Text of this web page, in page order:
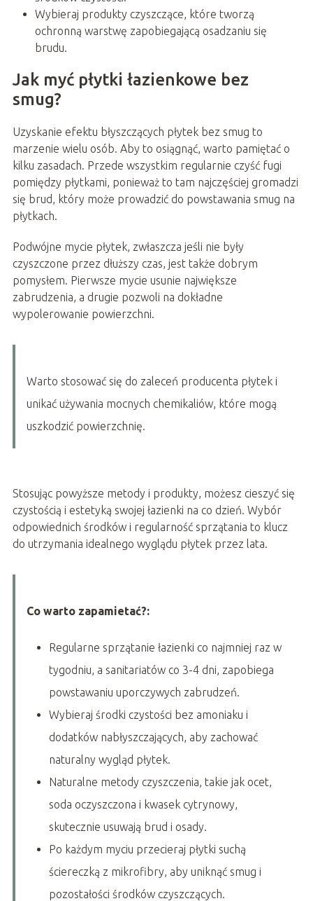
Wybieraj produkty czyszczące, które tworzą
ochronną warstwę zapobiegającą osadzaniu się
brudu.
Jak myć płytki łazienkowe bez
smug?
Uzyskanie efektu błyszczących płytek bez smug to
marzenie wielu osób. Aby to osiągnąć, warto pamiętać o
kilku zasadach. Przede wszystkim regularnie czyść fugi
pomiędzy płytkami, ponieważ to tam najczęściej gromadzi
się brud, który może prowadzić do powstawania smug na
płytkach.
Podwójne mycie płytek, zwłaszcza jeśli nie były
czyszczone przez dłuższy czas, jest także dobrym
pomysłem. Pierwsze mycie usunie największe
zabrudzenia, a drugie pozwoli na dokładne
wypolerowanie powierzchni.
Warto stosować się do zaleceń producenta płytek i
unikać używania mocnych chemikaliów, które mogą
uszkodzić powierzchnię.
Stosując powyższe metody i produkty, możesz cieszyć się
czystością i estetyką swojej łazienki na co dzień. Wybór
odpowiednich środków i regularność sprzątania to klucz
do utrzymania idealnego wyglądu płytek przez lata.
Co warto zapamietać?:
Regularne sprzątanie łazienki co najmniej raz w
tygodniu, a sanitariatów co 3-4 dni, zapobiega
powstawaniu uporczywych zabrudzeń.
Wybieraj środki czystości bez amoniaku i
dodatków nabłyszczających, aby zachować
naturalny wygląd płytek.
Naturalne metody czyszczenia, takie jak ocet,
soda oczyszczona i kwasek cytrynowy,
skutecznie usuwają brud i osady.
Po każdym myciu przecieraj płytki suchą
ściereczką z mikrofibry, aby uniknąć smug i
pozostałości środków czyszczących.